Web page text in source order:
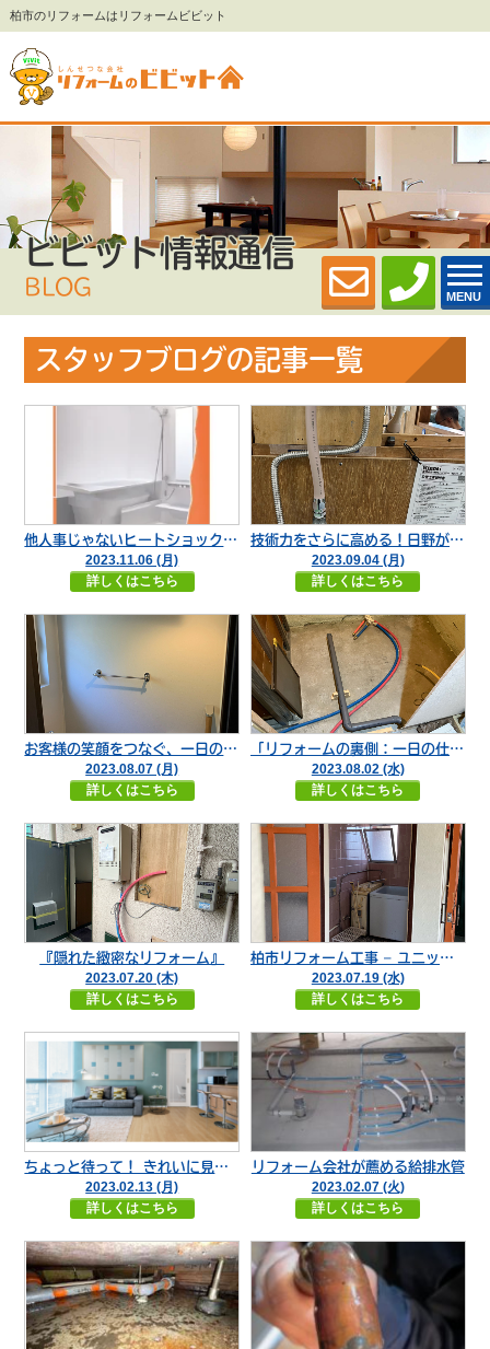
柏市のリフォームはリフォームビビット
MENU
ビビット情報通信
BLOG
スタッフブログの記事一覧
他人事じゃないヒートショックから自分や大切な人を守るためにできるリフォーム
2023.11.06 (月)
詳しくはこちら
技術力をさらに高める！日野がガススペシャリスト講習に参加
2023.09.04 (月)
詳しくはこちら
お客様の笑顔をつなぐ、一日の成果
2023.08.07 (月)
詳しくはこちら
「リフォームの裏側：一日の仕事の流れ」
2023.08.02 (水)
詳しくはこちら
『隠れた緻密なリフォーム』
2023.07.20 (木)
詳しくはこちら
柏市リフォーム工事 – ユニットバスと浴室改装のスペシャリスト、照井将司の一日
2023.07.19 (水)
詳しくはこちら
ちょっと待って！ きれいに見えるそのリフォーム物件本当に大丈夫？
2023.02.13 (月)
詳しくはこちら
リフォーム会社が薦める給排水管
2023.02.07 (火)
詳しくはこちら